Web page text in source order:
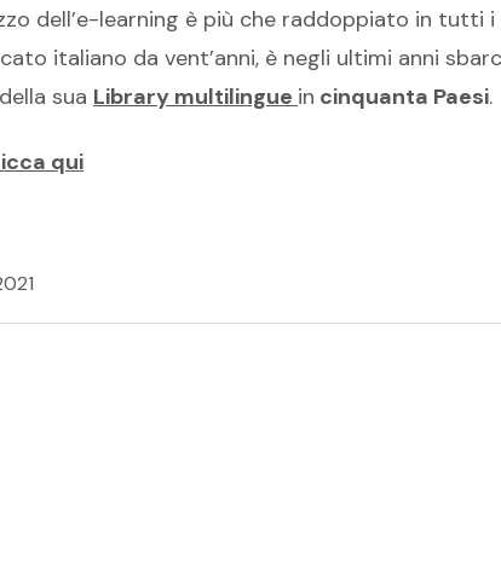
dell’e-learning è più che raddoppiato in tutti
italiano da vent’anni, è negli ultimi anni
sua Library multilingue in cinquanta Paesi.
qui